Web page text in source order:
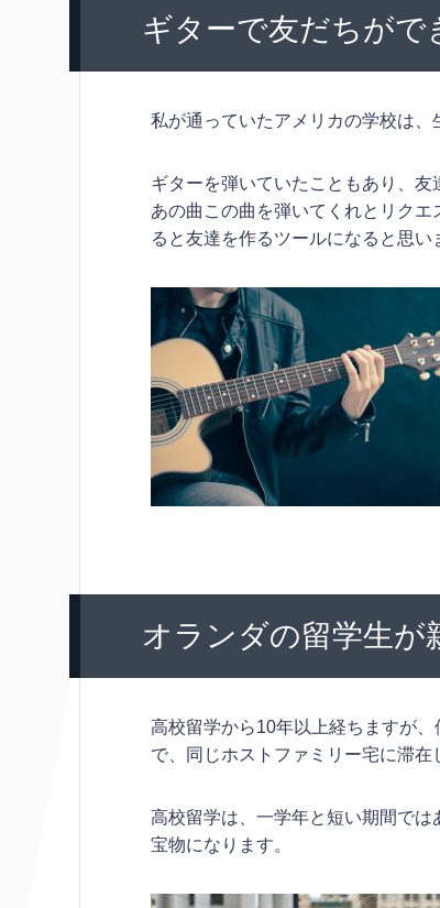
ギターで友だちがで
私が通っていたアメリカの学校は、
ギターを弾いていたこともあり、友
あの曲この曲を弾いてくれとリク
ると友達を作るツールになると思い
オランダの留学生が
高校留学から10年以上経ちますが
で、同じホストファミリー宅に滞在
高校留学は、一学年と短い期間で
宝物になります。